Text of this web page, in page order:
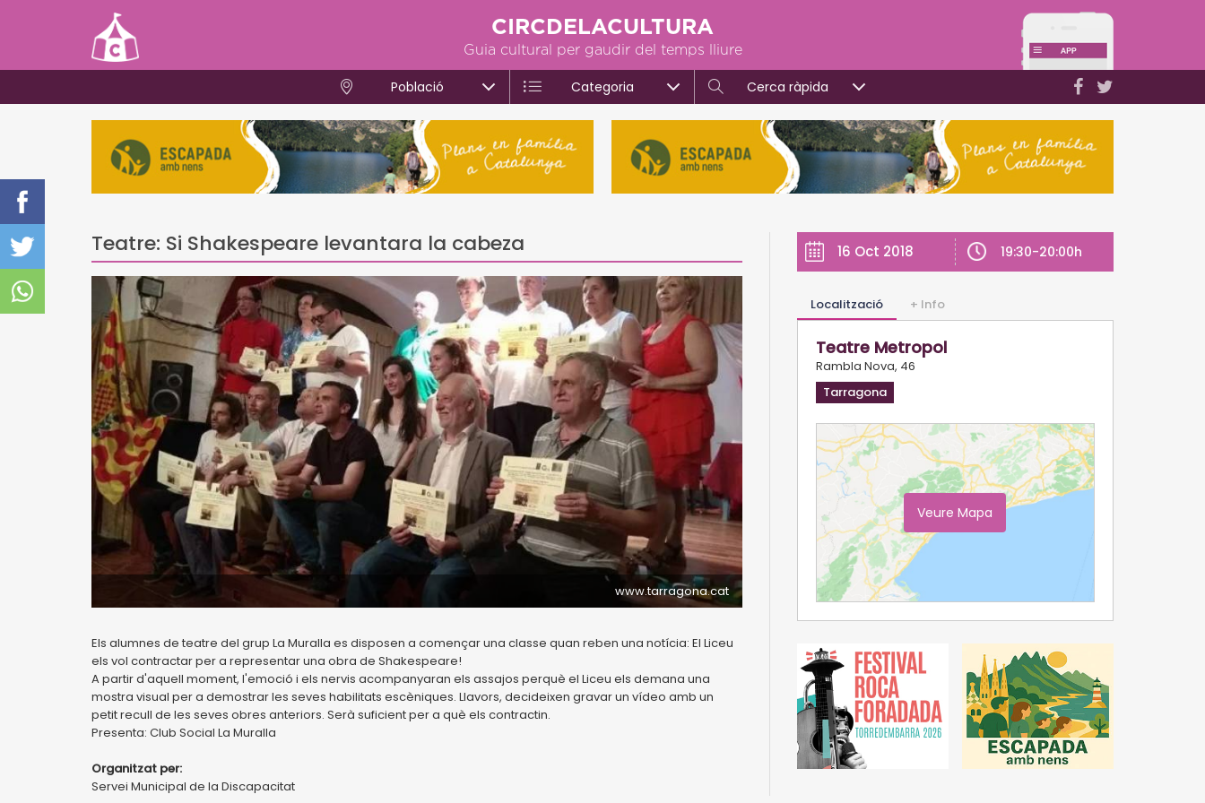
CIRCDELACULTURA
Guia cultural per gaudir del temps lliure
Població Categoria Cerca ràpida
Teatre: Si Shakespeare levantara la cabeza
www.tarragona.cat
Els alumnes de teatre del grup La Muralla es disposen a començar una classe quan reben una notícia: El Liceu
els vol contractar per a representar una obra de Shakespeare!
A partir d'aquell moment, l'emoció i els nervis acompanyaran els assajos perquè el Liceu els demana una
mostra visual per a demostrar les seves habilitats escèniques. Llavors, decideixen gravar un vídeo amb un
petit recull de les seves obres anteriors. Serà suficient per a què els contractin.
Presenta: Club Social La Muralla
Organitzat per:
Servei Municipal de la Discapacitat
16 Oct 2018 19:30-20:00h
Localització + Info
Teatre Metropol
Rambla Nova, 46
Tarragona
Veure Mapa